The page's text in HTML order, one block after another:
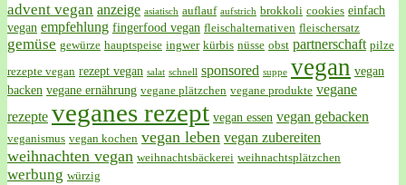
advent vegan anzeige asiatisch auflauf aufstrich brokkoli cookies einfach
vegan empfehlung fingerfood vegan fleischalternativen fleischersatz
gemüse gewürze hauptspeise ingwer kürbis nüsse obst partnerschaft pilze
rezepte vegan rezept vegan salat schnell sponsored suppe vegan vegan
backen vegane ernährung vegane plätzchen vegane produkte vegane
rezepte veganes rezept vegan essen vegan gebacken
veganismus vegan kochen vegan leben vegan zubereiten
weihnachten vegan weihnachtsbäckerei weihnachtsplätzchen
werbung würzig